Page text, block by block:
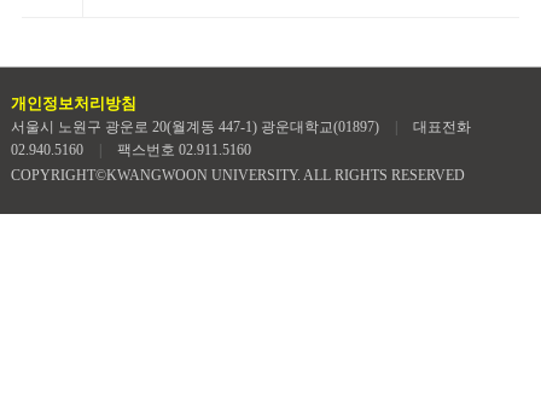
개인정보처리방침
서울시 노원구 광운로 20(월계동 447-1) 광운대학교(01897)
대표전화
02.940.5160
팩스번호 02.911.5160
COPYRIGHT©KWANGWOON UNIVERSITY. ALL RIGHTS RESERVED